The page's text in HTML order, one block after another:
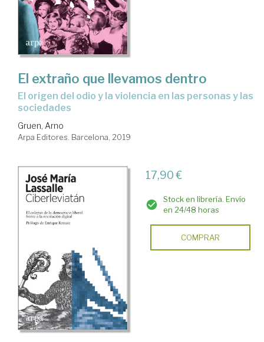
El extraño que llevamos dentro
el origen del odio y la violencia en las personas y las
sociedades
Gruen, Arno
Arpa Editores. Barcelona, 2019
17,90 €
Stock en librería. Envío
en 24/48 horas
COMPRAR